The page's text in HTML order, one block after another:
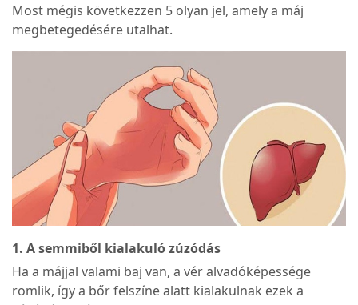
Most mégis következzen 5 olyan jel, amely a máj
megbetegedésére utalhat.
1. A semmiből kialakuló zúzódás
Ha a májjal valami baj van, a vér alvadóképessége
romlik, így a bőr felszíne alatt kialakulnak ezek a